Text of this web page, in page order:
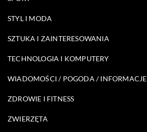
STYL I MODA
SZTUKA I ZAINTERESOWANIA
TECHNOLOGIA I KOMPUTERY
WIADOMOŚCI / POGODA / INFORMACJE
ZDROWIE I FITNESS
ZWIERZĘTA